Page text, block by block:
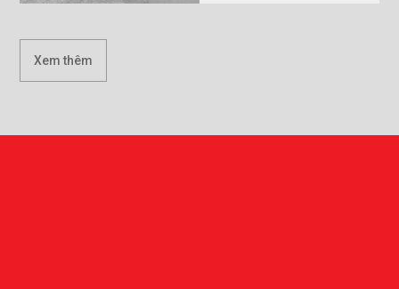
Xem thêm